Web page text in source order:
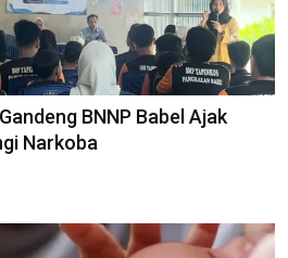
BNNP Babel Ajak
Narkoba